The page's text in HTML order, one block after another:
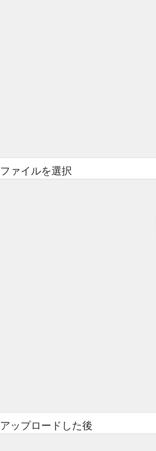
ファイルを選択
アップロードした後